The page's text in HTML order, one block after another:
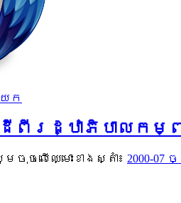
យក
ស្ដីពីរដ្ឋាភិបាល
ចលើឈ្មោះខាងស្តាំ៖ 2000-